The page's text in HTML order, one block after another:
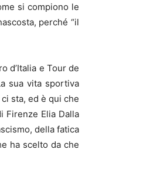
si compiono le
perché “il
d’Italia e Tour de
sua vita sportiva
sta, ed è qui che
Firenze Elia Dalla
della fatica
ha scelto da che